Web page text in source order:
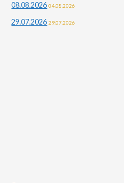
08.08.2026 04.08.2026
29.07.2026 29.07.2026